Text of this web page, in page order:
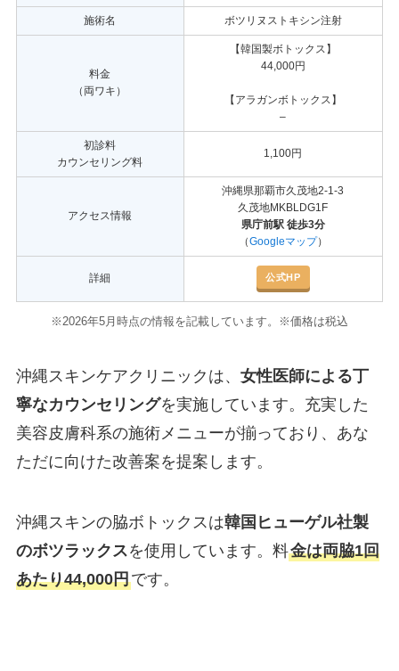
施術名 ボツリヌストキシン注射
料金
（両ワキ）
【韓国製ボトックス】
44,000円
【アラガンボトックス】
–
初診料
カウンセリング料
1,100円
アクセス情報
沖縄県那覇市久茂地2-1-3
久茂地MKBLDG1F
県庁前駅 徒歩3分
（Googleマップ）
詳細 公式HP
※2026年5月時点の情報を記載しています。※価格は税込
沖縄スキンケアクリニックは、 女性医師による丁
寧なカウンセリングを実施しています。充実した
美容皮膚科系の施術メニューが揃っており、あな
ただに向けた改善案を提案します。
沖縄スキンの脇ボトックスは韓国ヒューゲル社製
のボツラックスを使用しています。料金は両脇1回
あたり44,000円です。